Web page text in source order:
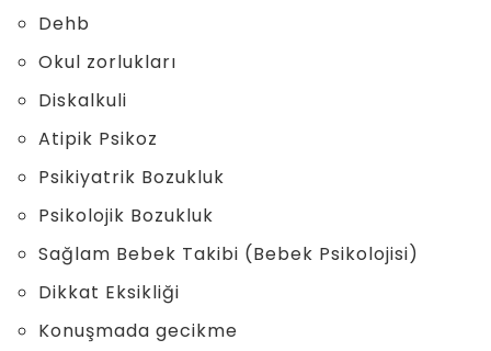
Dehb
Okul zorlukları
Diskalkuli
Atipik Psikoz
Psikiyatrik Bozukluk
Psikolojik Bozukluk
Sağlam Bebek Takibi (Bebek Psikolojisi)
Dikkat Eksikliği
Konuşmada gecikme